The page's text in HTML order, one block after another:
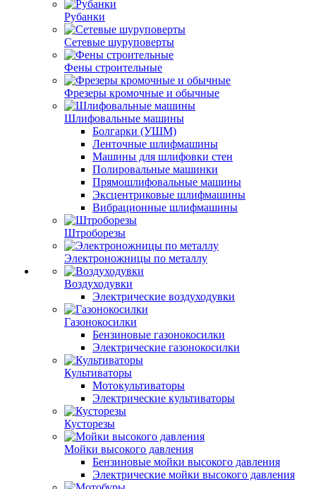
Рубанки
Сетевые шуруповерты
Фены строительные
Фрезеры кромочные и обычные
Шлифовальные машины
Болгарки (УШМ)
Ленточные шлифмашины
Машины для шлифовки стен
Полировальные машинки
Прямошлифовальные машины
Эксцентриковые шлифмашины
Вибрационные шлифмашины
Штроборезы
Электроножницы по металлу
Воздуходувки
Электрические воздуходувки
Газонокосилки
Бензиновые газонокосилки
Электрические газонокосилки
Культиваторы
Мотокультиваторы
Электрические культиваторы
Кусторезы
Мойки высокого давления
Бензиновые мойки высокого давления
Электрические мойки высокого давления